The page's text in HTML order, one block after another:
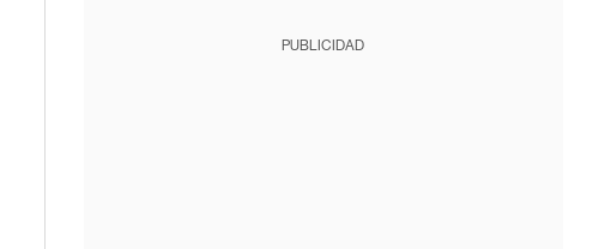
PUBLICIDAD